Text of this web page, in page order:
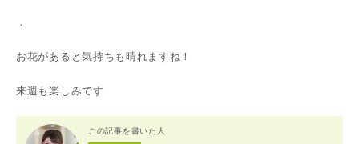
．
お花があると気持ちも晴れますね！
来週も楽しみです
この記事を書いた人